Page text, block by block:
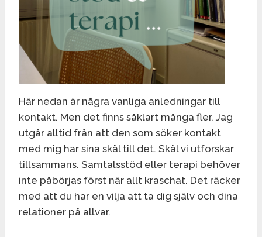
Här nedan är några vanliga anledningar till
kontakt. Men det finns såklart många fler. Jag
utgår alltid från att den som söker kontakt
med mig har sina skäl till det. Skäl vi utforskar
tillsammans. Samtalsstöd eller terapi behöver
inte påbörjas först när allt kraschat. Det räcker
med att du har en vilja att ta dig själv och dina
relationer på allvar.